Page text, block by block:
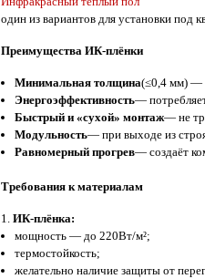
один из вариантов для установки под
Преимущества ИК‑плёнки
Минимальная толщина(≤0,4 мм) —
Энергоэффективность—
Быстрый и «сухой» монтаж— не
Модульность— при выходе из
Равномерный прогрев— создаёт
Требования к материалам
ИК‑плёнка:
мощность — до 220Вт/м²;
термостойкость;
желательно наличие защиты от